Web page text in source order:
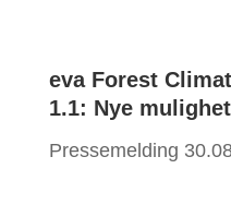
eva Forest
1.1: Nye
Pressemelding